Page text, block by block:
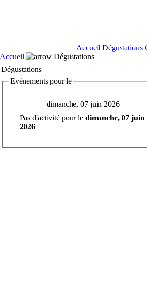
Accueil Dégustations
Accueil
Dégustations
Dégustations
Evènements pour le
dimanche, 07 juin 2026
Pas d'activité pour le dimanche, 07 juin
2026